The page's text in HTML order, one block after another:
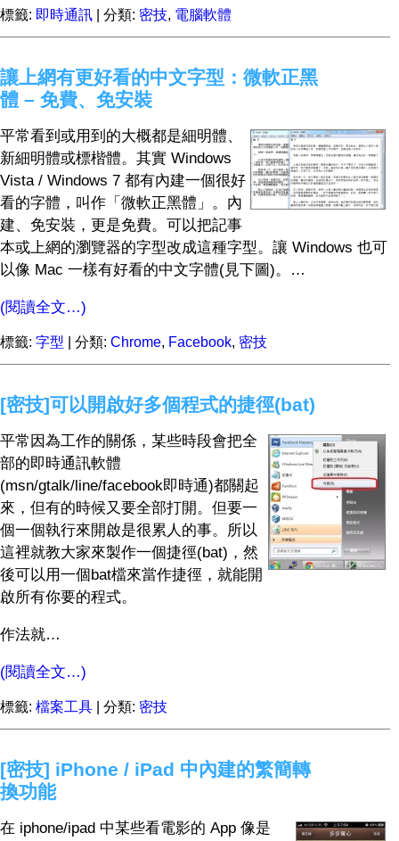
標籤: 即時通訊 | 分類: 密技, 電腦軟體
讓上網有更好看的中文字型：微軟正黑
體 – 免費、免安裝
平常看到或用到的大概都是細明體、
新細明體或標楷體。其實 Windows
Vista / Windows 7 都有內建一個很好
看的字體，叫作「微軟正黑體」。內
建、免安裝，更是免費。可以把記事
本或上網的瀏覽器的字型改成這種字型。讓 Windows 也可
以像 Mac 一樣有好看的中文字體(見下圖)。…
(閱讀全文…)
標籤: 字型 | 分類: Chrome, Facebook, 密技
[密技]可以開啟好多個程式的捷徑(bat)
平常因為工作的關係，某些時段會把全
部的即時通訊軟體
(msn/gtalk/line/facebook即時通)都關起
來，但有的時候又要全部打開。但要一
個一個執行來開啟是很累人的事。所以
這裡就教大家來製作一個捷徑(bat)，然
後可以用一個bat檔來當作捷徑，就能開
啟所有你要的程式。
作法就…
(閱讀全文…)
標籤: 檔案工具 | 分類: 密技
[密技] iPhone / iPad 中內建的繁簡轉
換功能
在 iphone/ipad 中某些看電影的 App 像是